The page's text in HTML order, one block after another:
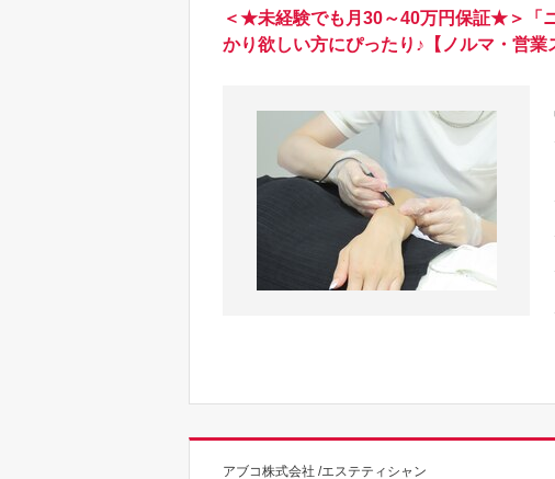
＜★未経験でも月30～40万円保証★＞「
かり欲しい方にぴったり♪【ノルマ・営
アブコ株式会社 /エステティシャン